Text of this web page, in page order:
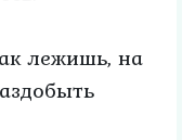
лежишь, на